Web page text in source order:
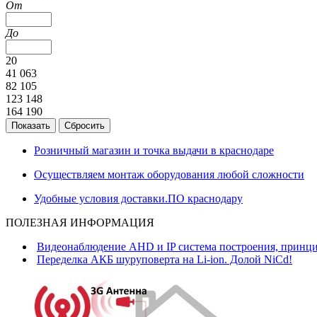
От
До
20
41 063
82 105
123 148
164 190
Розничный магазин и точка выдачи в краснодаре
Осуществляем монтаж оборудования любой сложности
Удобные условия доставки.ПО краснодару
ПОЛЕЗНАЯ ИНФОРМАЦИЯ
Видеонаблюдение AHD и IP система построения,
Переделка АКБ шуруповерта на Li-ion. Долой NiCd!